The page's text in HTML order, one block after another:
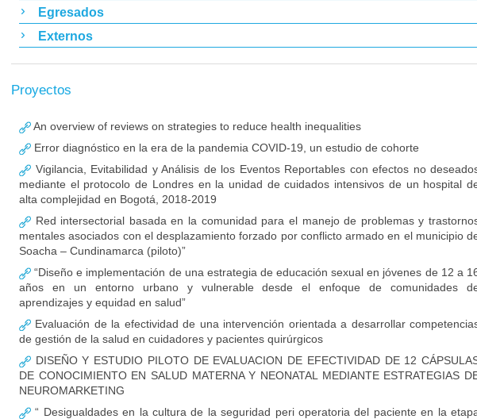
Egresados
Externos
Proyectos
An overview of reviews on strategies to reduce health inequalities
Error diagnóstico en la era de la pandemia COVID-19, un estudio de cohorte
Vigilancia, Evitabilidad y Análisis de los Eventos Reportables con efectos no
mediante el protocolo de Londres en la unidad de cuidados intensivos de un hospital
alta complejidad en Bogotá, 2018-2019
Red intersectorial basada en la comunidad para el manejo de problemas y
mentales asociados con el desplazamiento forzado por conflicto armado en el municipio
Soacha – Cundinamarca (piloto)”
“Diseño e implementación de una estrategia de educación sexual en jóvenes de 12 a
años en un entorno urbano y vulnerable desde el enfoque de comunidades
aprendizajes y equidad en salud”
Evaluación de la efectividad de una intervención orientada a desarrollar
de gestión de la salud en cuidadores y pacientes quirúrgicos
DISEÑO Y ESTUDIO PILOTO DE EVALUACION DE EFECTIVIDAD DE 12
DE CONOCIMIENTO EN SALUD MATERNA Y NEONATAL MEDIANTE ESTRATEGIAS
NEUROMARKETING
“ Desigualdades en la cultura de la seguridad peri operatoria del paciente en la